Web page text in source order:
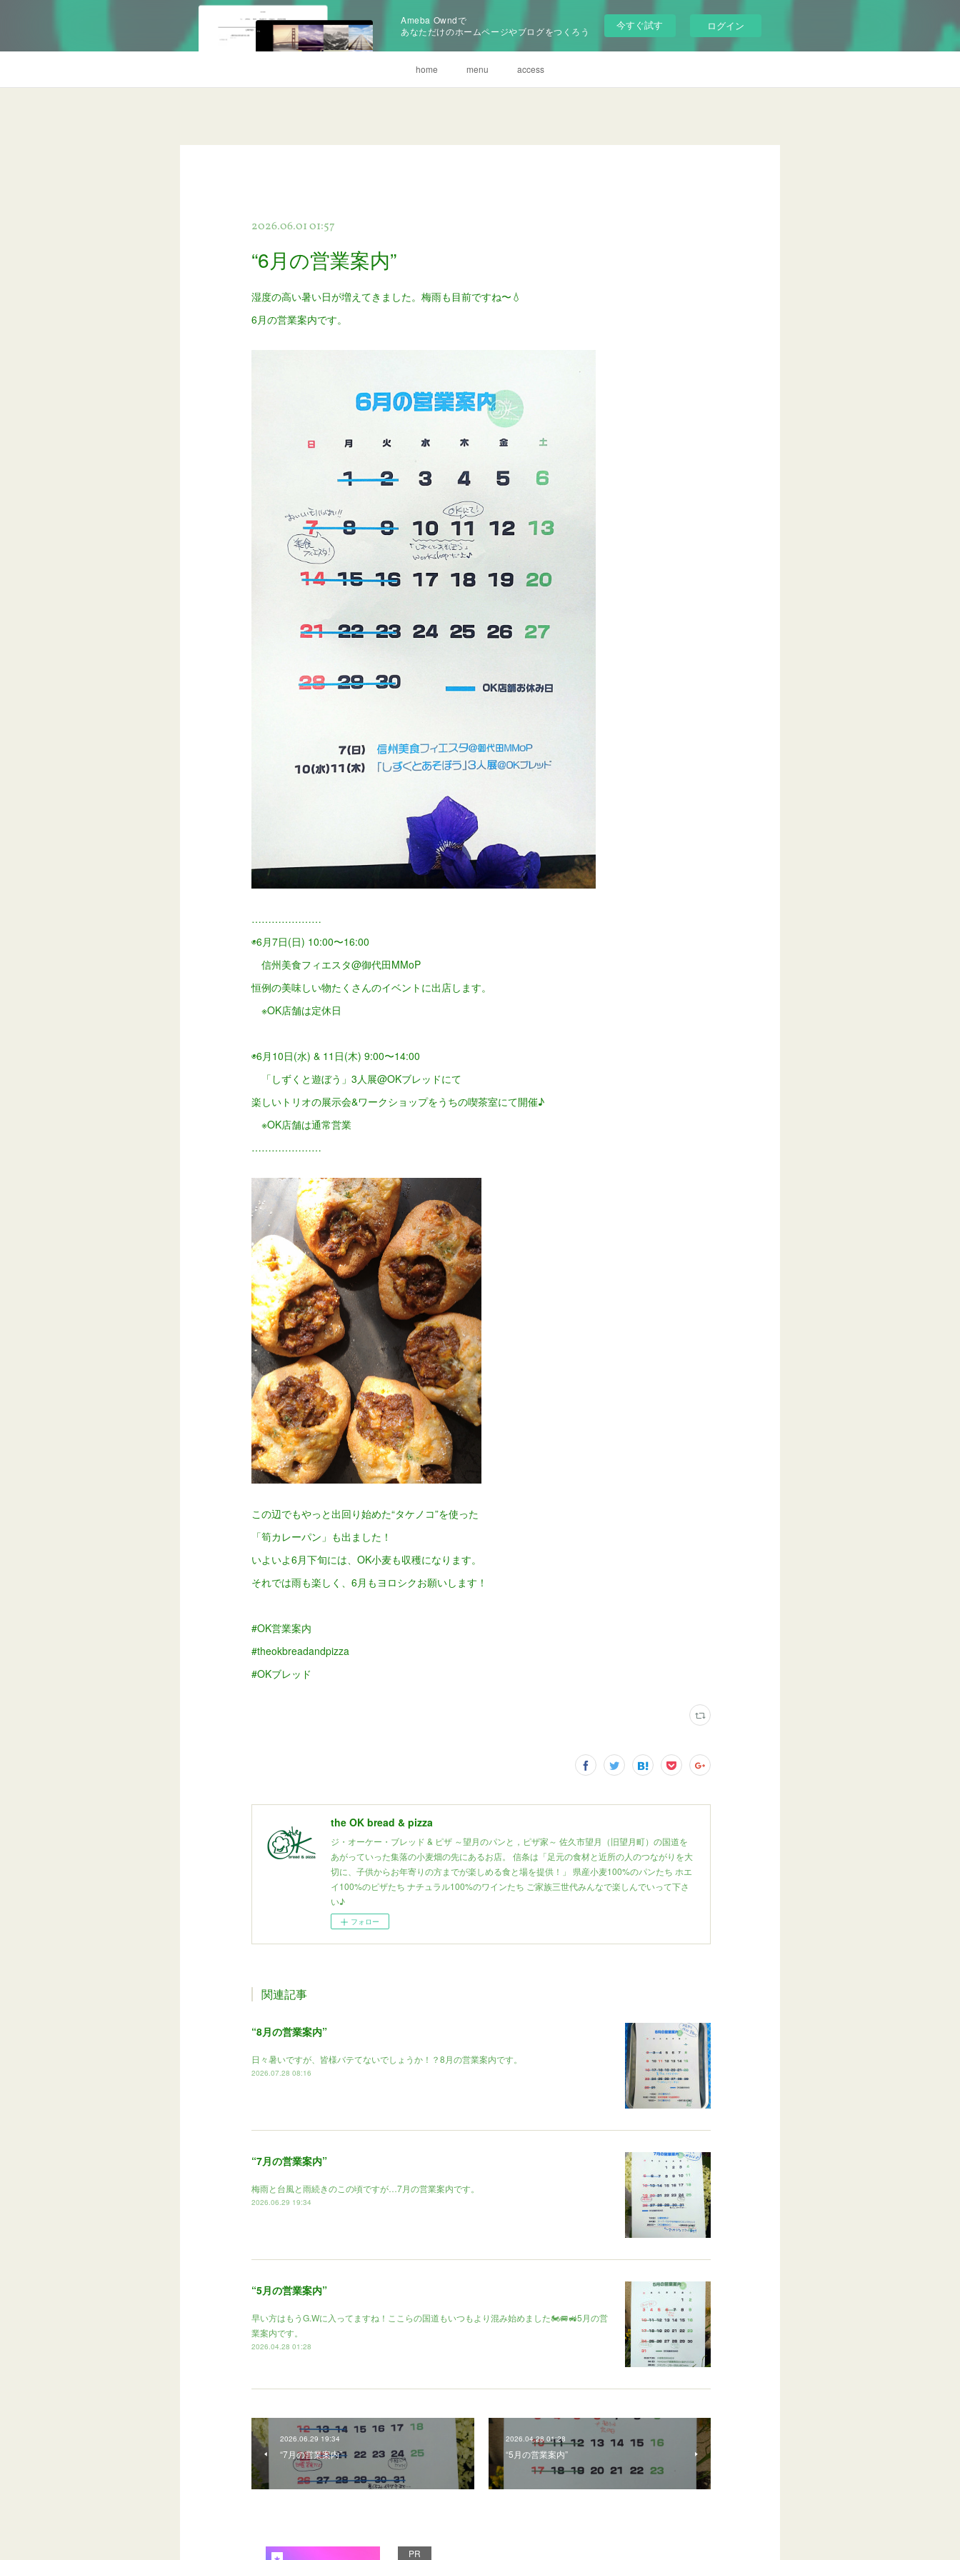
Ameba Owndで
あなただけのホームページやブログをつくろう
今すぐ試す ログイン
home menu access
2026.06.01 01:57
“6月の営業案内”
湿度の高い暑い日が増えてきました。梅雨も目前ですね〜💧
6月の営業案内です。
…………………
◉6月7日(日) 10:00〜16:00
信州美食フィエスタ@御代田MMoP
恒例の美味しい物たくさんのイベントに出店します。
※OK店舗は定休日
◉6月10日(水) & 11日(木) 9:00〜14:00
「しずくと遊ぼう」3人展@OKブレッドにて
楽しいトリオの展示会&ワークショップをうちの喫茶室にて開催♪
※OK店舗は通常営業
…………………
この辺でもやっと出回り始めた“タケノコ”を使った
「筍カレーパン」も出ました！
いよいよ6月下旬には、OK小麦も収穫になります。
それでは雨も楽しく、6月もヨロシクお願いします！
#OK営業案内
#theokbreadandpizza
#OKブレッド
the OK bread & pizza
ジ・オーケー・ブレッド & ピザ ～望月のパンと，ピザ家～ 佐久市望月（旧望月町）の国道を
あがっていった集落の小麦畑の先にあるお店。 信条は「足元の食材と近所の人のつながりを大
切に、子供からお年寄りの方までが楽しめる食と場を提供！」 県産小麦100%のパンたち ホエ
イ100%のピザたち ナチュラル100%のワインたち ご家族三世代みんなで楽しんでいって下さ
い♪
フォロー
関連記事
“8月の営業案内”
日々暑いですが、皆様バテてないでしょうか！？8月の営業案内です。
2026.07.28 08:16
“7月の営業案内”
梅雨と台風と雨続きのこの頃ですが…7月の営業案内です。
2026.06.29 19:34
“5月の営業案内”
早い方はもうG.Wに入ってますね！ここらの国道もいつもより混み始めました🏍️🚐🚜5月の営
業案内です。
2026.04.28 01:28
2026.06.29 19:34
“7月の営業案内”
2026.04.28 01:28
“5月の営業案内”
PR